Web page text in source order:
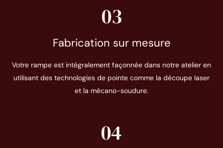
03
Fabrication sur mesure
Votre rampe est intégralement façonnée dans notre atelier en
utilisant des technologies de pointe comme la découpe laser
et la mécano-soudure.
04